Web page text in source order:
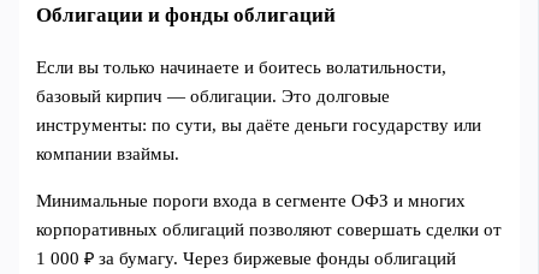
Облигации и фонды облигаций
Если вы только начинаете и боитесь волатильности,
базовый кирпич — облигации. Это долговые
инструменты: по сути, вы даёте деньги государству или
компании взаймы.
Минимальные пороги входа в сегменте ОФЗ и многих
корпоративных облигаций позволяют совершать сделки от
1 000 ₽ за бумагу. Через биржевые фонды облигаций